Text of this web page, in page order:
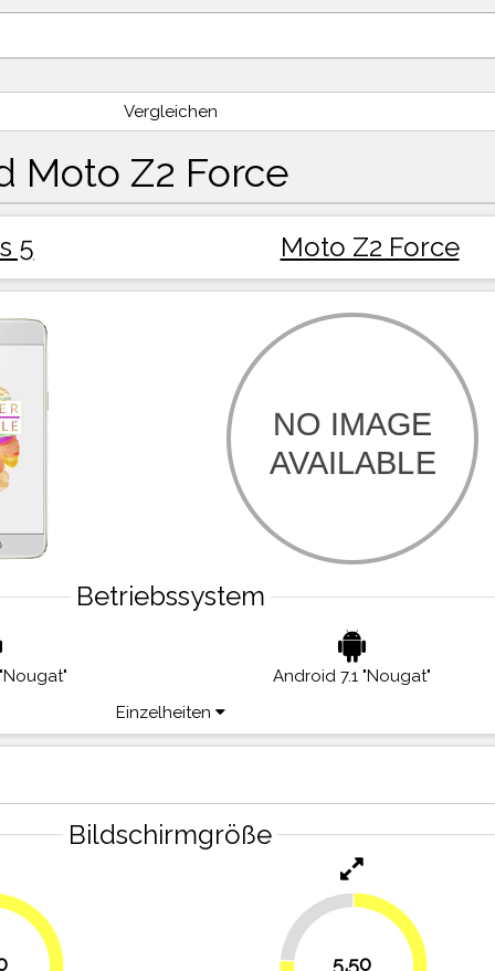
Vergleichen
Moto Z2 Force
5 Moto Z2 Force
Betriebssystem
Android 7.1 "Nougat"
Einzelheiten
Bildschirmgröße
5,50
23.6%